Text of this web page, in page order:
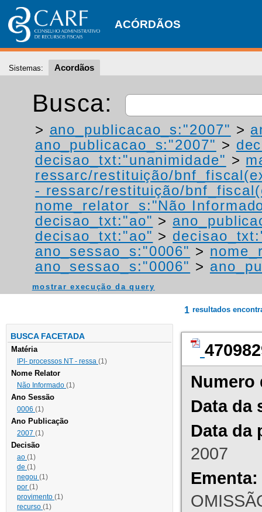
ACÓRDÃOS
Sistemas: Acordãos
Busca:
> ano_publicacao_s:"2007" >
ano_publicacao_s:"2007" >
decisao_txt:"unanimidade" >
ressarc/restituição/
- ressarc/restituição/
nome_relator_s:"Não
decisao_txt:"ao" >
decisao_txt:"ao" >
ano_sessao_s:"0006" >
ano_sessao_s:"0006" >
mostrar execução da query
BUSCA FACETADA
Matéria
IPI- processos NT - ressa (1)
Nome Relator
Não Informado (1)
Ano Sessão
0006 (1)
Ano Publicação
2007 (1)
Decisão
ao (1)
de (1)
negou (1)
por (1)
provimento (1)
recurso (1)
1 resultados
Numero
Data da
Data da
2007
Ementa: